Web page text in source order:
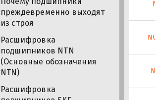
преждевременно выходят
из строя
Расшифровка
подшипников NTN
(Основные обозначения
NTN)
Расшифровка